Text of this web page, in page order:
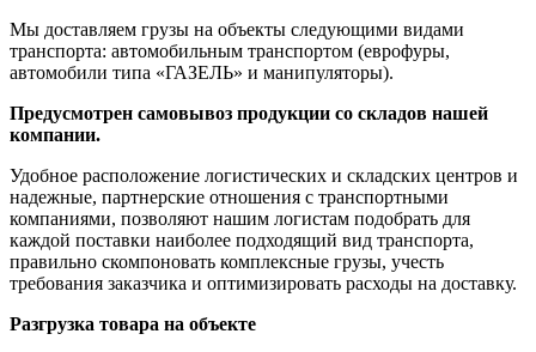
Мы доставляем грузы на объекты следующими видами
транспорта: автомобильным транспортом (еврофуры,
автомобили типа «ГАЗЕЛЬ» и манипуляторы).
Предусмотрен самовывоз продукции со складов нашей
компании.
Удобное расположение логистических и складских центров и
надежные, партнерские отношения с транспортными
компаниями, позволяют нашим логистам подобрать для
каждой поставки наиболее подходящий вид транспорта,
правильно скомпоновать комплексные грузы, учесть
требования заказчика и оптимизировать расходы на доставку.
Разгрузка товара на объекте